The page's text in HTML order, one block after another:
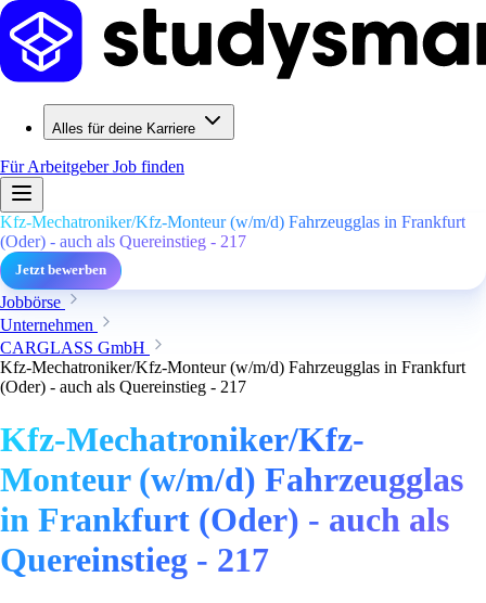
Alles für deine Karriere
Für ArbeitgeberJob finden
Kfz-Mechatroniker/Kfz-Monteur (w/m/d) Fahrzeugglas in Frankfurt
(Oder) - auch als Quereinstieg - 217
Jetzt bewerben
Jobbörse
Unternehmen
CARGLASS GmbH
Kfz-Mechatroniker/Kfz-Monteur (w/m/d) Fahrzeugglas in Frankfurt
(Oder) - auch als Quereinstieg - 217
Kfz-Mechatroniker/Kfz-
Monteur (w/m/d) Fahrzeugglas
in Frankfurt (Oder) - auch als
Quereinstieg - 217